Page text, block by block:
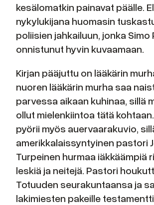
kesälomatkin painavat päälle.
nykylukijana huomasin
poliisien jahkailuun, jonka Simo
onnistunut hyvin kuvaamaan.
Kirjan pääjuttu on lääkärin
nuoren lääkärin murha saa
parvessa aikaan kuhinaa, sillä
ollut mielenkiintoa tätä
pyörii myös auervaarakuvio,
amerikkalaissyntyinen pastori
Turpeinen hurmaa iäkkäämpiä
leskiä ja neitejä. Pastori
Totuuden seurakuntaansa ja
lakimiesten pakeille